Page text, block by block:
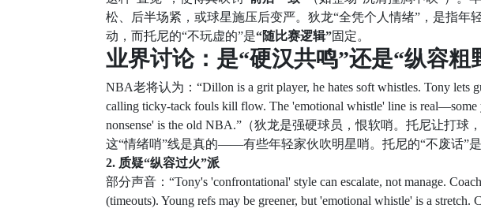
松、后半场紧，或球星施压后变严。狄龙“全凭个人情绪”，是指年
动，而托尼的“不玩虚的”是“随比赛逻辑”固定。
业界讨论：是“硬汉共鸣”还是“纵容粗
NBA老将认为：“Dillon is a grit player, he hates soft whistles. Tony lets
calling ticky-tack fouls kill flow. The 'emotional whistle' line is real—some
nonsense' is the old NBA.”（狄龙是强硬球员，恨软哨。托尼让打球
这“情绪哨”线是真的——有些年轻家伙吹明星哨。托尼的“不废话”是
2. 质疑“纵容过火”派
部分声音：“Tony's 'confrontational' style can escalate, not manage.
(timeouts). Young refs may be greener, but 'emotional whistle' is a stretch.